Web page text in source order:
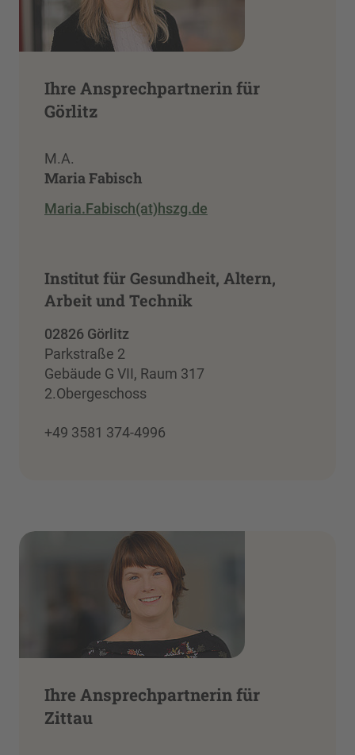
Ihre Ansprechpartnerin für
Görlitz
M.A.
Maria Fabisch
Maria.Fabisch(at)hszg.de
Institut für Gesundheit, Altern,
Arbeit und Technik
02826 Görlitz
Parkstraße 2
Gebäude G VII, Raum 317
2.Obergeschoss
+49 3581 374-4996
Ihre Ansprechpartnerin für
Zittau